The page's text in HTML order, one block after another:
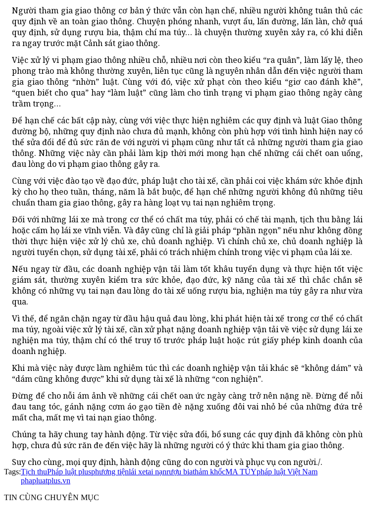
Người tham gia giao thông cơ bản ý thức vẫn còn hạn chế, nhiều người không tuân thủ các
quy định về an toàn giao thông. Chuyện phóng nhanh, vượt ẩu, lấn đường, lấn làn, chở quá
quy định, sử dụng rượu bia, thậm chí ma túy… là chuyện thường xuyên xảy ra, có khi diễn
ra ngay trước mặt Cảnh sát giao thông.
Việc xử lý vi phạm giao thông nhiều chỗ, nhiều nơi còn theo kiểu “ra quân”, làm lấy lệ, theo
phong trào mà không thường xuyên, liên tục cũng là nguyên nhân dẫn đến việc người tham
gia giao thông “nhờn” luật. Cùng với đó, việc xử phạt còn theo kiểu “giơ cao đánh khẽ”,
“quen biết cho qua” hay “làm luật” cũng làm cho tình trạng vi phạm giao thông ngày càng
trầm trọng…
Để hạn chế các bất cập này, cùng với việc thực hiện nghiêm các quy định và luật Giao thông
đường bộ, những quy định nào chưa đủ mạnh, không còn phù hợp với tình hình hiện nay có
thể sửa đổi để đủ sức răn đe với người vi phạm cũng như tất cả những người tham gia giao
thông. Những việc này cần phải làm kịp thời mới mong hạn chế những cái chết oan uổng,
đau lòng do vi phạm giao thông gây ra.
Cùng với việc đào tạo về đạo đức, pháp luật cho tài xế, cần phải coi việc khám sức khỏe định
kỳ cho họ theo tuần, tháng, năm là bắt buộc, để hạn chế những người không đủ những tiêu
chuẩn tham gia giao thông, gây ra hàng loạt vụ tai nạn nghiêm trọng.
Đối với những lái xe mà trong cơ thể có chất ma túy, phải có chế tài mạnh, tịch thu bằng lái
hoặc cấm họ lái xe vĩnh viễn. Và đây cũng chỉ là giải pháp “phần ngọn” nếu như không đồng
thời thực hiện việc xử lý chủ xe, chủ doanh nghiệp. Vì chính chủ xe, chủ doanh nghiệp là
người tuyển chọn, sử dụng tài xế, phải có trách nhiệm chính trong việc vi phạm của lái xe.
Nếu ngay từ đầu, các doanh nghiệp vận tải làm tốt khâu tuyển dụng và thực hiện tốt việc
giám sát, thường xuyên kiểm tra sức khỏe, đạo đức, kỹ năng của tài xế thì chắc chắn sẽ
không có những vụ tai nạn đau lòng do tài xế uống rượu bia, nghiện ma túy gây ra như vừa
qua.
Vì thế, để ngăn chặn ngay từ đầu hậu quả đau lòng, khi phát hiện tài xế trong cơ thể có chất
ma túy, ngoài việc xử lý tài xế, cần xử phạt nặng doanh nghiệp vận tải về việc sử dụng lái xe
nghiện ma túy, thậm chí có thể truy tố trước pháp luật hoặc rút giấy phép kinh doanh của
doanh nghiệp.
Khi mà việc này được làm nghiêm túc thì các doanh nghiệp vận tải khác sẽ “không dám” và
“dám cũng không được” khi sử dụng tài xế là những “con nghiện”.
Đừng để cho nỗi ám ảnh về những cái chết oan ức ngày càng trở nên nặng nề. Đừng để nỗi
đau tang tóc, gánh nặng cơm áo gạo tiền đè nặng xuống đôi vai nhỏ bé của những đứa trẻ
mất cha, mất mẹ vì tai nạn giao thông.
Chúng ta hãy chung tay hành động. Từ việc sửa đổi, bổ sung các quy định đã không còn phù
hợp, chưa đủ sức răn đe đến việc hãy là những người có ý thức khi tham gia giao thông.
Suy cho cùng, mọi quy định, hành động cũng do con người và phục vụ con người./.
Tags:Tịch thuPháp luật plusphương tiệnlái xetai nạnrượu biathảm khốcMA TÚYpháp luật Việt Nam
phapluatplus.vn
TIN CÙNG CHUYÊN MỤC